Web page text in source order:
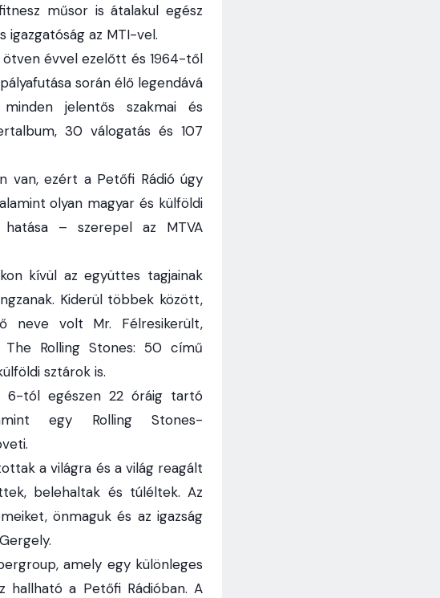
műsor is átalakul egész
igazgatóság az MTI-vel.
évvel ezelőtt és 1964-től
során élő legendává
jelentős szakmai és
30 válogatás és 107
van, ezért a Petőfi Rádió úgy
olyan magyar és külföldi
– szerepel az MTVA
kívül az együttes tagjainak
Kiderül többek között,
neve volt Mr. Félresikerült,
Rolling Stones: 50 című
sztárok is.
6-tól egészen 22 óráig tartó
egy Rolling Stones-
a világra és a világ reagált
belehaltak és túléltek. Az
önmaguk és az igazság
amely egy különleges
hallható a Petőfi Rádióban. A